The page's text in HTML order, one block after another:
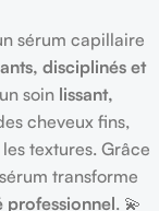
sérum capillaire
disciplinés et
soin lissant,
cheveux fins,
textures. Grâce
transforme
professionnel. 💫